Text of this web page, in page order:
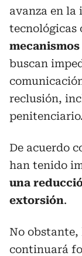
avanza en la
tecnológicas
buscan
reclusión,
penitenciario.
De acuerdo
han tenido
una
extorsión.
No
continuará